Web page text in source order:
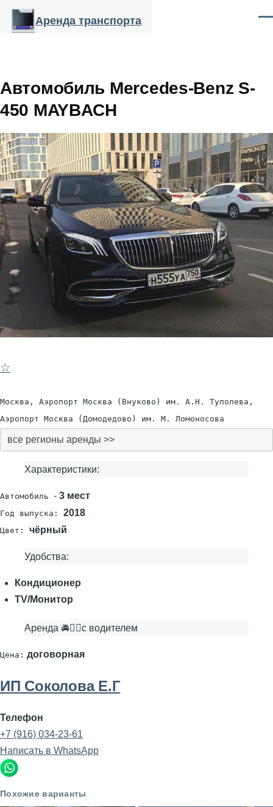
Перейти к основному содержанию
Аренда транспорта
Автомобиль Mercedes-Benz S-
450 MAYBACH
☆
Москва, Аэропорт Москва (Внуково) им. А.Н. Туполева,
Аэропорт Москва (Домодедово) им. М. Ломоносова
все регионы аренды >>
Характеристики:
Автомобиль - 3 мест
Год выпуска: 2018
Цвет: чёрный
Удобства:
Кондиционер
TV/Монитор
Аренда 🚘👨‍✈с водителем
Цена: договорная
ИП Соколова Е.Г
Телефон
+7 (916) 034-23-61
Написать в WhatsApp
Похожие варианты